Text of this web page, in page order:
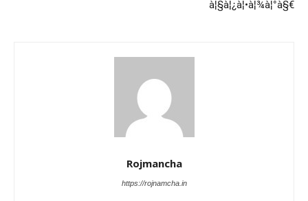
à¦§à¦¿à¦•à¦¾à¦°à§€
Rojmancha
https://rojnamcha.in